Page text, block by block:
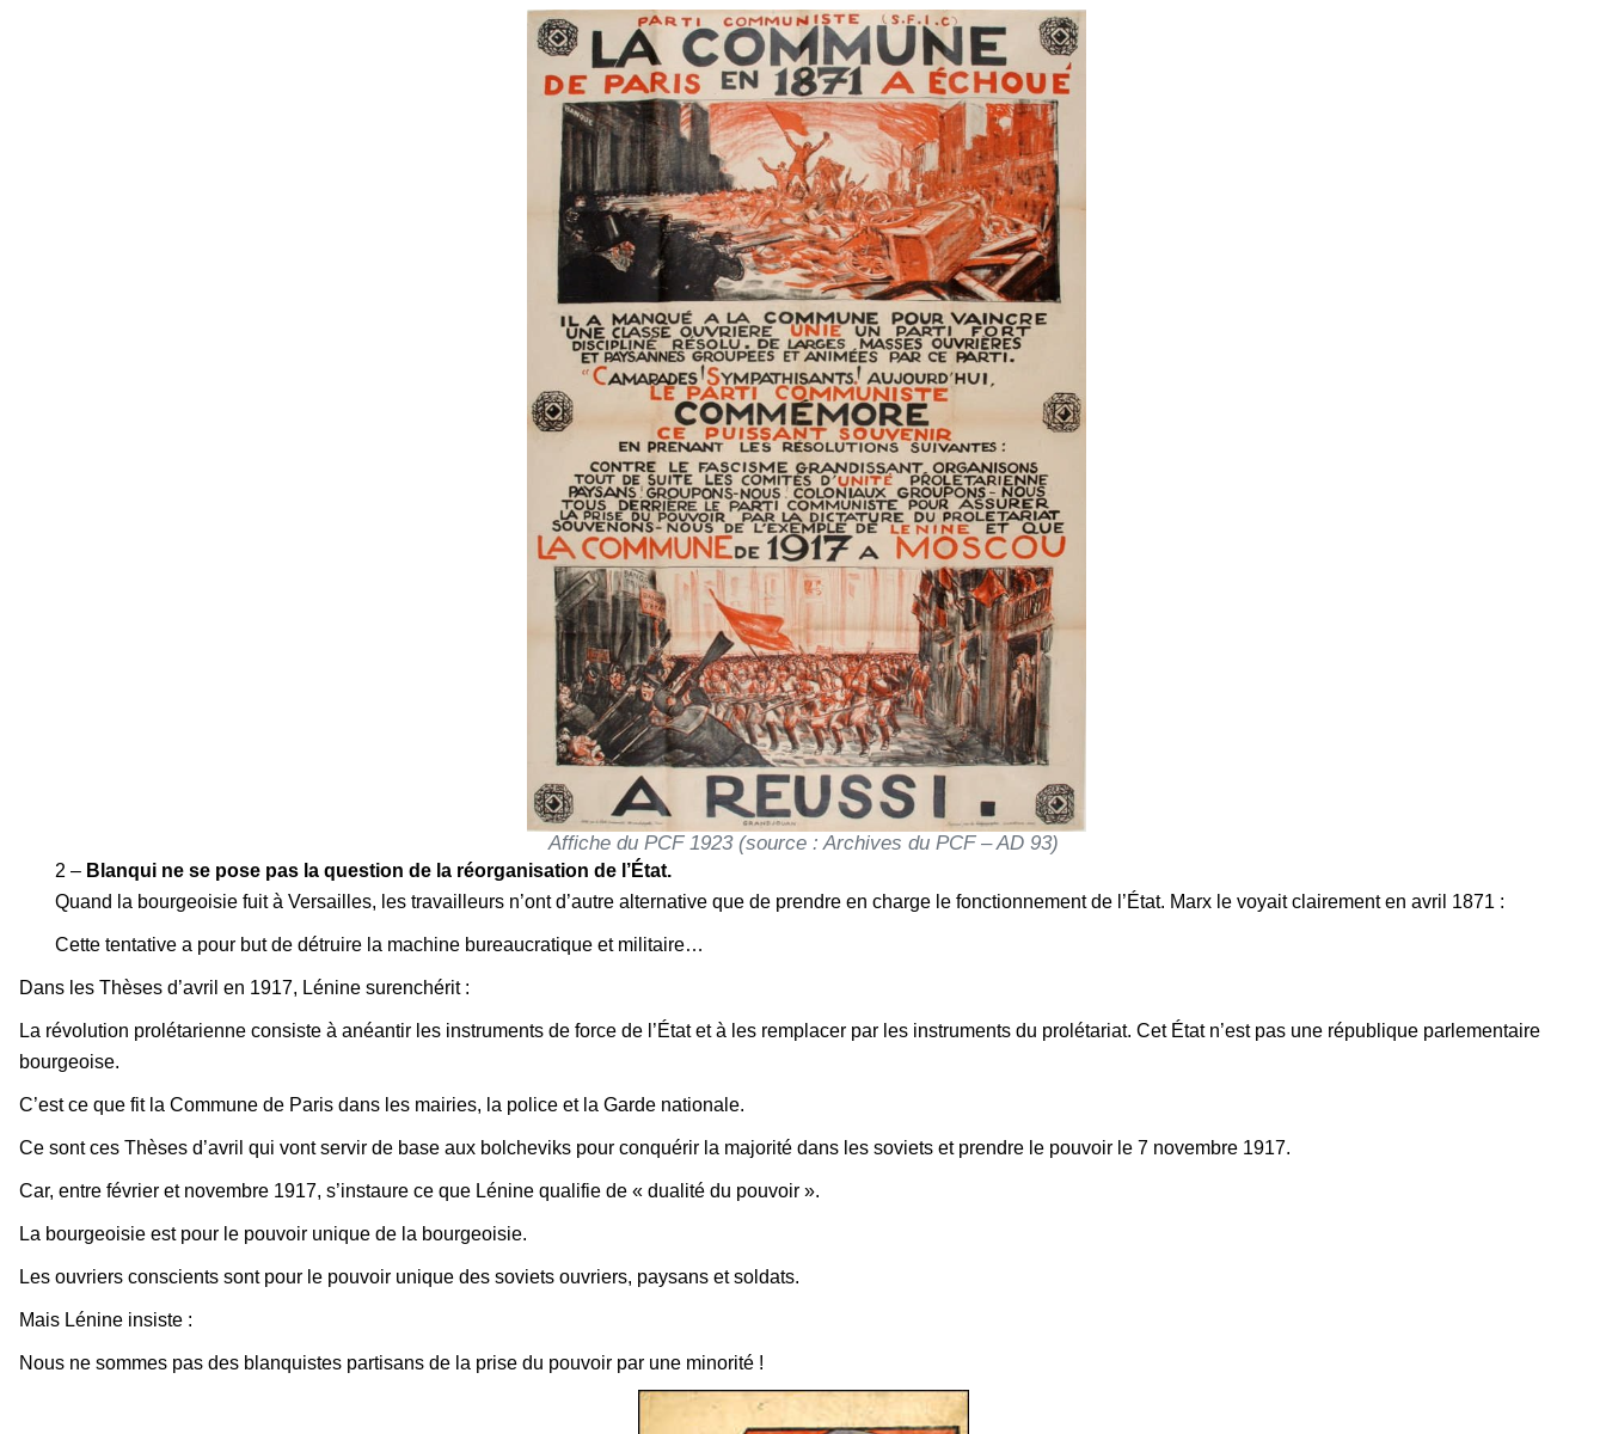
Affiche du PCF 1923 (source : Archives du PCF – AD 93)
2 – Blanqui ne se pose pas la question de la réorganisation de l’État.
Quand la bourgeoisie fuit à Versailles, les travailleurs n’ont d’autre alternative que de prendre en charge le fonctionnement de l’État. Marx le voyait clairement en avril 1871 :
Cette tentative a pour but de détruire la machine bureaucratique et militaire…
Dans les Thèses d’avril en 1917, Lénine surenchérit :
La révolution prolétarienne consiste à anéantir les instruments de force de l’État et à les remplacer par les instruments du prolétariat. Cet État n’est pas une république parlementaire
bourgeoise.
C’est ce que fit la Commune de Paris dans les mairies, la police et la Garde nationale.
Ce sont ces Thèses d’avril qui vont servir de base aux bolcheviks pour conquérir la majorité dans les soviets et prendre le pouvoir le 7 novembre 1917.
Car, entre février et novembre 1917, s’instaure ce que Lénine qualifie de « dualité du pouvoir ».
La bourgeoisie est pour le pouvoir unique de la bourgeoisie.
Les ouvriers conscients sont pour le pouvoir unique des soviets ouvriers, paysans et soldats.
Mais Lénine insiste :
Nous ne sommes pas des blanquistes partisans de la prise du pouvoir par une minorité !